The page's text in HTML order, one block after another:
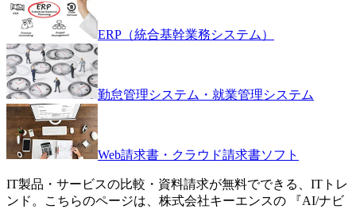
ERP（統合基幹業務システム）
勤怠管理システム・就業管理システム
Web請求書・クラウド請求書ソフト
IT製品・サービスの比較・資料請求が無料でできる、ITトレ
ンド。こちらのページは、 株式会社キーエンスの 『AI/ナビ